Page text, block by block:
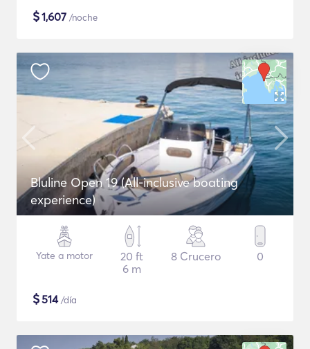
$1,607 /noche
Bluline Open 19 (All-inclusive boating
experience)
Yate a motor
20 ft
6 m
8 Crucero 0
$514/día